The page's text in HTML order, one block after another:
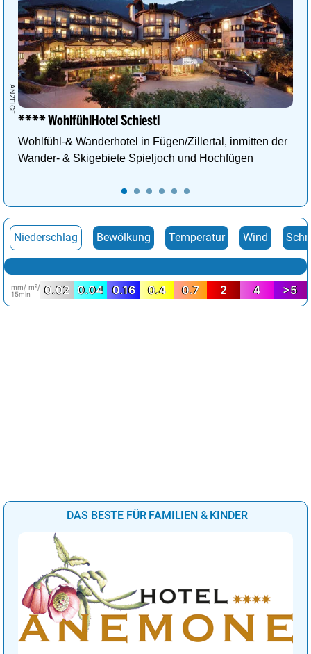
**** WohlfühlHotel Schiestl
Wohlfühl-& Wanderhotel in Fügen/Zillertal, inmitten der
Wander- & Skigebiete Spieljoch und Hochfügen
Niederschlag Bewölkung Temperatur Wind
mm/ m²/
15min
0.02 0.04 0.16 0.4 0.7 2 4 >5
DAS BESTE FÜR FAMILIEN & KINDER